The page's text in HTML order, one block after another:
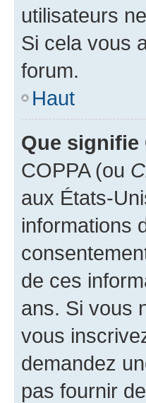
utilisateurs
Si cela vous
forum.
Haut
Que signifie
COPPA (ou
aux États-
informations
de ces
ans. Si vous
vous
demandez
pas fournir